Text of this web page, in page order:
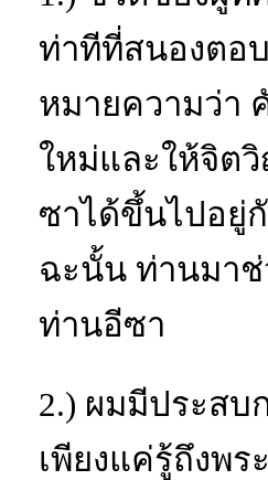
ท่าทีที่สนองตอ
หมายความว่า
ใหม่และให้จิต
ซาได้ขึ้นไปอยู่
ฉะนั้น ท่านมาช่
ท่านอีซา
2.) ผมมีประสบ
เพียงแค่รู้ถึงพ